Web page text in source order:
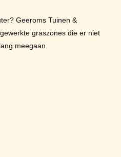
Geeroms Tuinen &
graszones die er niet
meegaan.